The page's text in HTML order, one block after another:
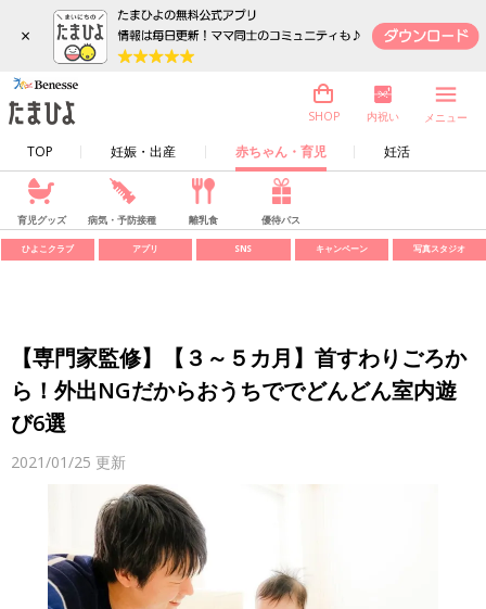
×
TOP 妊娠・出産 赤ちゃん・育児 妊活
SHOP 内祝い メニュー
育児グッズ 病気・予防接種 離乳食 優待パス
ひよこクラブ アプリ SNS キャンペーン 写真スタジオ
【専門家監修】【３～５カ月】首すわりごろか
ら！外出NGだからおうちででどんどん室内遊
び6選
2021/01/25 更新